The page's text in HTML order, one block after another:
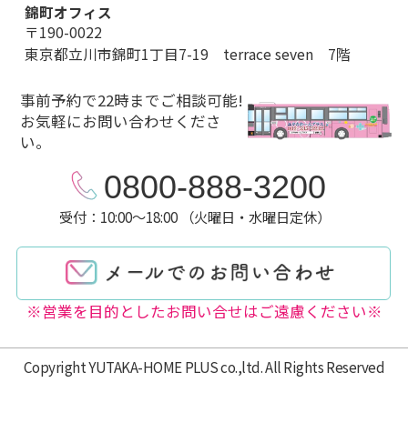
錦町オフィス
〒190-0022
東京都立川市錦町1丁目7-19 terrace seven 7階
事前予約で22時までご相談可能!
お気軽にお問い合わせくださ
い。
0800-888-3200
受付：10:00～18:00 （火曜日・水曜日定休）
※営業を目的としたお問い合せはご遠慮ください※
Copyright YUTAKA-HOME PLUS co.,ltd. All Rights Reserved